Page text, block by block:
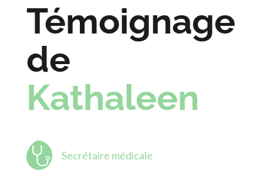
Témoignage
de
Kathaleen
Secrétaire médicale